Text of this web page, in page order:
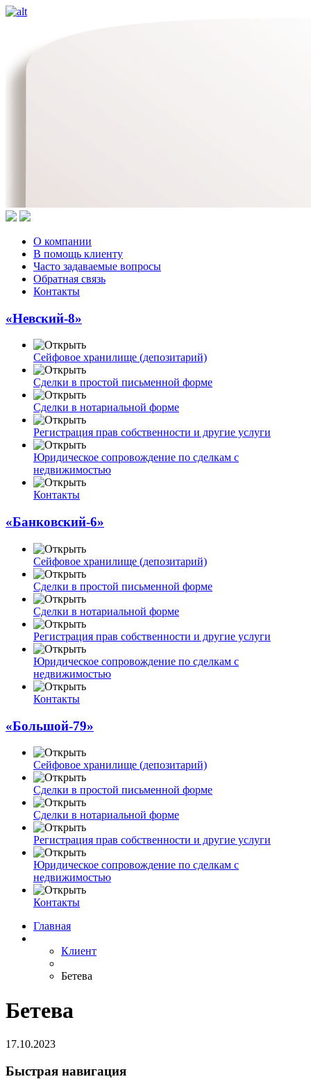
О компании
В помощь клиенту
Часто задаваемые вопросы
Обратная связь
Контакты
«Невский-8»
Сейфовое хранилище (депозитарий)
Сделки в простой письменной форме
Сделки в нотариальной форме
Регистрация прав собственности и другие услуги
Юридическое сопровождение по сделкам с
недвижимостью
Контакты
«Банковский-6»
Сейфовое хранилище (депозитарий)
Сделки в простой письменной форме
Сделки в нотариальной форме
Регистрация прав собственности и другие услуги
Юридическое сопровождение по сделкам с
недвижимостью
Контакты
«Большой-79»
Сейфовое хранилище (депозитарий)
Сделки в простой письменной форме
Сделки в нотариальной форме
Регистрация прав собственности и другие услуги
Юридическое сопровождение по сделкам с
недвижимостью
Контакты
Главная
Клиент
Бетева
Бетева
17.10.2023
Быстрая навигация